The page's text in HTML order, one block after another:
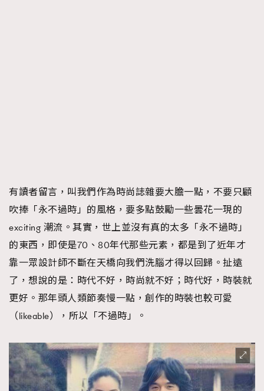
有讀者留言，叫我們作為時尚誌雜要大膽一點，不要只顧
吹捧「永不過時」的風格，要多點鼓勵一些曇花一現的
exciting 潮流。其實，世上並沒有真的太多「永不過時」
的東西，即使是70、80年代那些元素，都是到了近年才
靠一眾設計師不斷在天橋向我們洗腦才得以回歸。扯遠
了，想說的是：時代不好，時尚就不好；時代好，時裝就
更好。那年頭人類節奏慢一點，創作的時裝也較可愛
（likeable），所以「不過時」。